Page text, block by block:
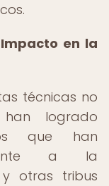
en la
técnicas no
logrado
que han
a la
otras tribus